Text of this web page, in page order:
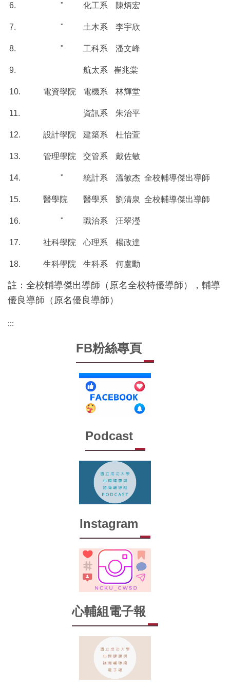
6. " 化工系 陳炳宏
7. " 土木系 李宇欣
8. " 工科系 潘文峰
9. 航太系 崔兆棠
10. 電資學院 電機系 林輝堂
11. 資訊系 朱治平
12. 設計學院 建築系 杜怡萱
13. 管理學院 交管系 戴佐敏
14. " 統計系 溫敏杰 全校輔導傑出導師
15. 醫學院 醫學系 劉清泉 全校輔導傑出導師
16. " 職治系 汪翠瀅
17. 社科學院 心理系 楊政達
18. 生科學院 生科系 何盧勳
註：全校輔導傑出導師（原名全校特優導師），輔導
優良導師（原名優良導師）
:::
FB粉絲專頁
Podcast
Instagram
心輔組電子報